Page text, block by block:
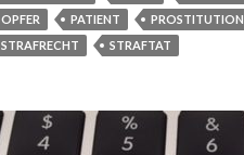
OPFER
PATIENT PROSTITUTION
STRAFRECHT
STRAFTAT